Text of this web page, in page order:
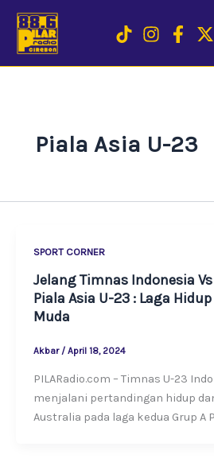
content
Piala Asia U-23
SPORT CORNER
Jelang Timnas Indonesia
Piala Asia U-23 : Laga
Muda
Akbar / April 18, 2024
PILARadio.com – Timnas U-23
menjalani pertandingan hidup
Australia pada laga kedua Grup A